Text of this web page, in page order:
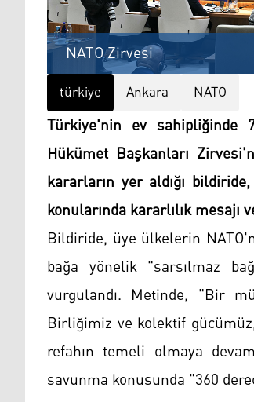
NATO Zirvesi
türkiye Ankara NATO
Türkiye'nin ev sahipliğinde
Hükümet Başkanları
kararların yer aldığı
konularında kararlılık mesajı
Bildiride, üye ülkelerin
bağa yönelik "sarsılmaz
vurgulandı. Metinde, "Bir
Birliğimiz ve kolektif
refahın temeli olmaya
savunma konusunda "360